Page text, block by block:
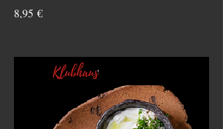
8,95 €